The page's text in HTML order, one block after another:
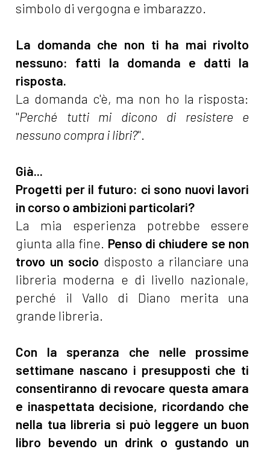
simbolo di vergogna e imbarazzo.
La domanda che non ti ha mai rivolto
nessuno: fatti la domanda e datti la
risposta.
La domanda c'è, ma non ho la risposta:
"Perché tutti mi dicono di resistere e
nessuno compra i libri?".
Già...
Progetti per il futuro: ci sono nuovi lavori
in corso o ambizioni particolari?
La mia esperienza potrebbe essere
giunta alla fine. Penso di chiudere se non
trovo un socio disposto a rilanciare una
libreria moderna e di livello nazionale,
perché il Vallo di Diano merita una
grande libreria.
Con la speranza che nelle prossime
settimane nascano i presupposti che ti
consentiranno di revocare questa amara
e inaspettata decisione, ricordando che
nella tua libreria si può leggere un buon
libro bevendo un drink o gustando un